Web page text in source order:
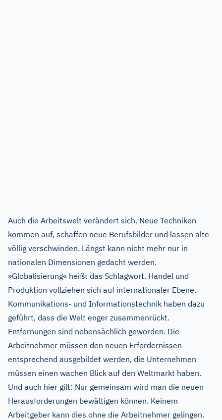
Auch die Arbeitswelt verändert sich. Neue Techniken
kommen auf, schaffen neue Berufsbilder und lassen alte
völlig verschwinden. Längst kann nicht mehr nur in
nationalen Dimensionen gedacht werden.
»Globalisierung« heißt das Schlagwort. Handel und
Produktion vollziehen sich auf internationaler Ebene.
Kommunikations- und Informationstechnik haben dazu
geführt, dass die Welt enger zusammenrückt.
Entfernungen sind nebensächlich geworden. Die
Arbeitnehmer müssen den neuen Erfordernissen
entsprechend ausgebildet werden, die Unternehmen
müssen einen wachen Blick auf den Weltmarkt haben.
Und auch hier gilt: Nur gemeinsam wird man die neuen
Herausforderungen bewältigen können. Keinem
Arbeitgeber kann dies ohne die Arbeitnehmer gelingen.